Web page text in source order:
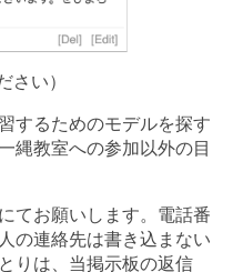
さい）
するためのモデルを探す
縄教室への参加以外の目
てお願いします。電話番
の連絡先は書き込まない
りは、当掲示板の返信